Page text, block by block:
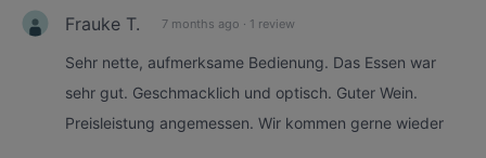
Frauke T. 7 months ago · 1 review
Sehr nette, aufmerksame Bedienung. Das Essen war
sehr gut. Geschmacklich und optisch. Guter Wein.
Preisleistung angemessen. Wir kommen gerne wieder